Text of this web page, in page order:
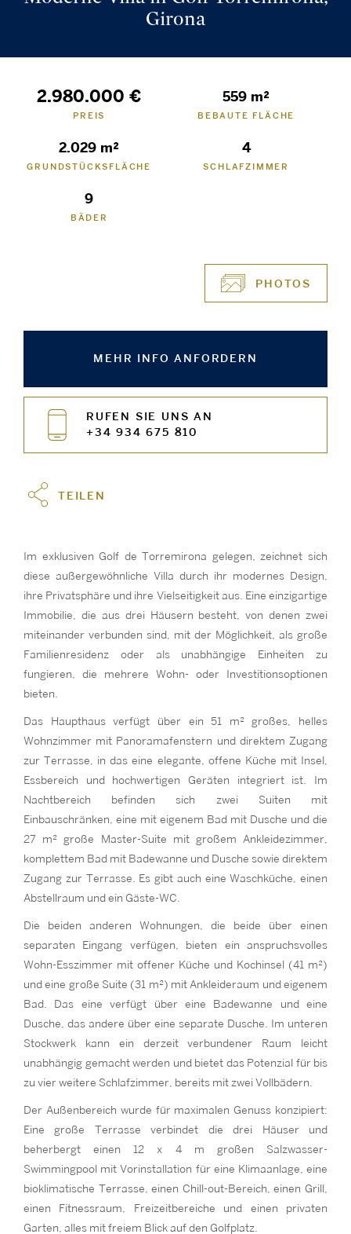
Girona
2.980.000 €
PREIS
559 m²
BEBAUTE FLÄCHE
2.029 m²
GRUNDSTÜCKSFLÄCHE
4
SCHLAFZIMMER
9
BÄDER
PHOTOS
MEHR INFO ANFORDERN
RUFEN SIE UNS AN
+34 934 675 810
TEILEN
Im exklusiven Golf de Torremirona gelegen, zeichnet sich
diese außergewöhnliche Villa durch ihr modernes Design,
ihre Privatsphäre und ihre Vielseitigkeit aus. Eine einzigartige
Immobilie, die aus drei Häusern besteht, von denen zwei
miteinander verbunden sind, mit der Möglichkeit, als große
Familienresidenz oder als unabhängige Einheiten zu
fungieren, die mehrere Wohn- oder Investitionsoptionen
bieten.
Das Haupthaus verfügt über ein 51 m² großes, helles
Wohnzimmer mit Panoramafenstern und direktem Zugang
zur Terrasse, in das eine elegante, offene Küche mit Insel,
Essbereich und hochwertigen Geräten integriert ist. Im
Nachtbereich befinden sich zwei Suiten mit
Einbauschränken, eine mit eigenem Bad mit Dusche und die
27 m² große Master-Suite mit großem Ankleidezimmer,
komplettem Bad mit Badewanne und Dusche sowie direktem
Zugang zur Terrasse. Es gibt auch eine Waschküche, einen
Abstellraum und ein Gäste-WC.
Die beiden anderen Wohnungen, die beide über einen
separaten Eingang verfügen, bieten ein anspruchsvolles
Wohn-Esszimmer mit offener Küche und Kochinsel (41 m²)
und eine große Suite (31 m²) mit Ankleideraum und eigenem
Bad. Das eine verfügt über eine Badewanne und eine
Dusche, das andere über eine separate Dusche. Im unteren
Stockwerk kann ein derzeit verbundener Raum leicht
unabhängig gemacht werden und bietet das Potenzial für bis
zu vier weitere Schlafzimmer, bereits mit zwei Vollbädern.
Der Außenbereich wurde für maximalen Genuss konzipiert:
Eine große Terrasse verbindet die drei Häuser und
beherbergt einen 12 x 4 m großen Salzwasser-
Swimmingpool mit Vorinstallation für eine Klimaanlage, eine
bioklimatische Terrasse, einen Chill-out-Bereich, einen Grill,
einen Fitnessraum, Freizeitbereiche und einen privaten
Garten, alles mit freiem Blick auf den Golfplatz.